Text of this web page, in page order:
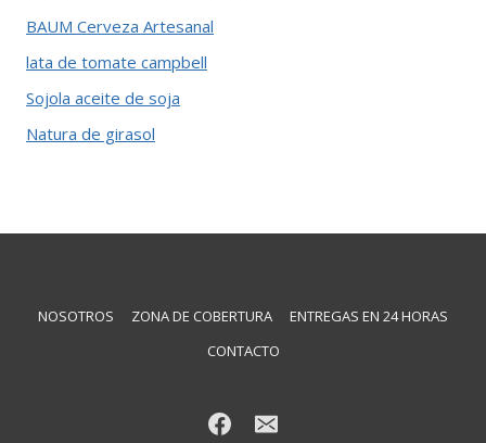
BAUM Cerveza Artesanal
lata de tomate campbell
Sojola aceite de soja
Natura de girasol
NOSOTROS ZONA DE COBERTURA
ENTREGAS EN 24 HORAS
CONTACTO